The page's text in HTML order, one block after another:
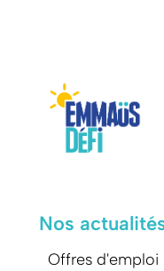
Nos
Offres d'emploi